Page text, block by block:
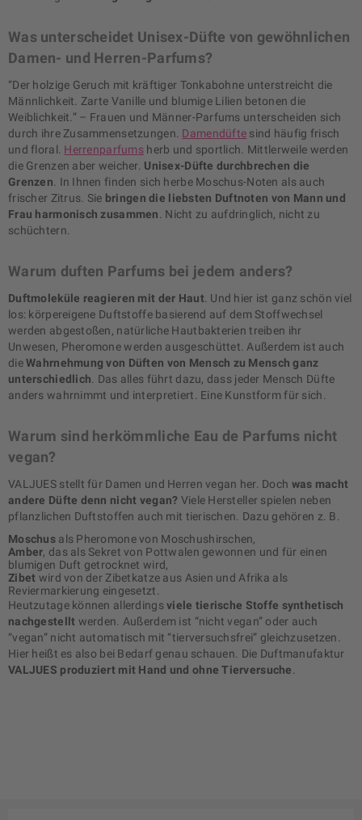
Was unterscheidet Unisex-Düfte von gewöhnlichen
Damen- und Herren-Parfums?
“Der holzige Geruch mit kräftiger Tonkabohne unterstreicht die
Männlichkeit. Zarte Vanille und blumige Lilien betonen die
Weiblichkeit.” – Frauen und Männer-Parfums unterscheiden sich
durch ihre Zusammensetzungen. Damendüfte sind häufig frisch
und floral. Herrenparfums herb und sportlich. Mittlerweile werden
die Grenzen aber weicher. Unisex-Düfte durchbrechen die
Grenzen . In Ihnen finden sich herbe Moschus-Noten als auch
frischer Zitrus. Sie bringen die liebsten Duftnoten von Mann und
Frau harmonisch zusammen
. Nicht zu aufdringlich, nicht zu
schüchtern.
Warum duften Parfums bei jedem anders?
Duftmoleküle reagieren mit der Haut. Und hier ist ganz schön viel
los: körpereigene Duftstoffe basierend auf dem Stoffwechsel
werden abgestoßen, natürliche Hautbakterien treiben ihr
Unwesen, Pheromone werden ausgeschüttet. Außerdem ist auch
dieWahrnehmung von Düften von Mensch zu Mensch ganz
unterschiedlich . Das alles führt dazu, dass jeder Mensch Düfte
anders wahrnimmt und interpretiert. Eine Kunstform für sich.
Warum sind herkömmliche Eau de Parfums nicht
vegan?
VALJUES stellt für Damen und Herren vegan her. Doch was macht
andere Düfte denn nicht vegan? Viele Hersteller spielen neben
pflanzlichen Duftstoffen auch mit tierischen. Dazu gehören z. B.
Moschus als Pheromone von Moschushirschen,
Amber, das als Sekret von Pottwalen gewonnen und für einen
blumigen Duft getrocknet wird,
Zibet wird von der Zibetkatze aus Asien und Afrika als
Reviermarkierung eingesetzt.
Heutzutage können allerdingsviele tierische Stoffe synthetisch
nachgestellt werden. Außerdem ist “nicht vegan” oder auch
“vegan” nicht automatisch mit “tierversuchsfrei” gleichzusetzen.
Hier heißt es also bei Bedarf genau schauen. Die Duftmanufaktur
VALJUES produziert mit Hand und ohne Tierversuche